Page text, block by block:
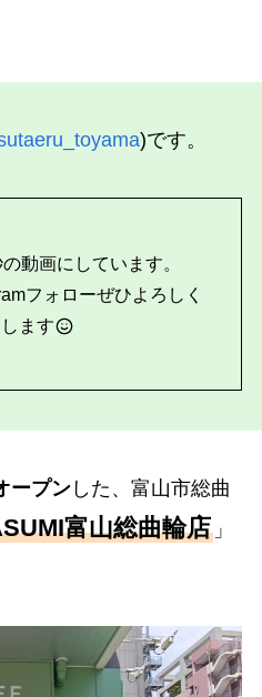
)です。
動画にしています。
フォローぜひよろしく
ます
ープンした、富山市総曲
富山総曲輪店」